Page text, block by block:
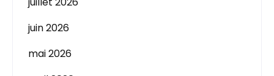
juin 2026
mai 2026